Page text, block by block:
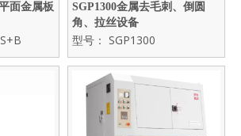
面金属板
SGP1300金属去毛刺、倒圆
角、拉丝设备
型号： SGP1300